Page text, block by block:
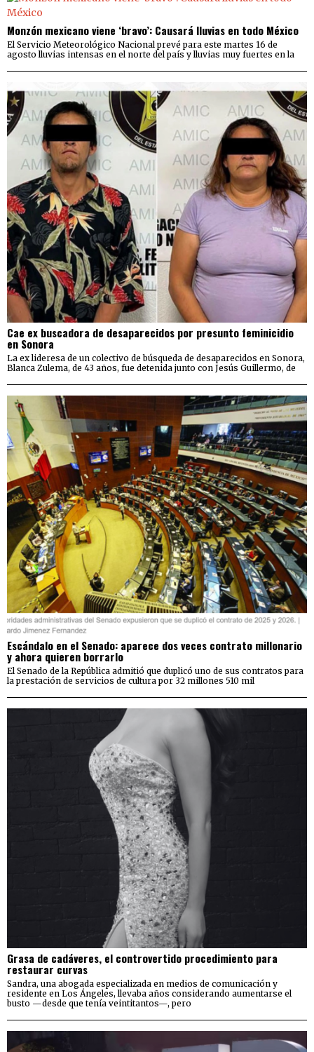
Monzón mexicano viene ‘bravo’: Causará lluvias en todo México
El Servicio Meteorológico Nacional prevé para este martes 16 de
agosto lluvias intensas en el norte del país y lluvias muy fuertes en la
Cae ex buscadora de desaparecidos por presunto feminicidio
en Sonora
La ex lideresa de un colectivo de búsqueda de desaparecidos en Sonora,
Blanca Zulema, de 43 años, fue detenida junto con Jesús Guillermo, de
Escándalo en el Senado: aparece dos veces contrato millonario
y ahora quieren borrarlo
El Senado de la República admitió que duplicó uno de sus contratos para
la prestación de servicios de cultura por 32 millones 510 mil
Grasa de cadáveres, el controvertido procedimiento para
restaurar curvas
Sandra, una abogada especializada en medios de comunicación y
residente en Los Ángeles, llevaba años considerando aumentarse el
busto —desde que tenía veintitantos—, pero